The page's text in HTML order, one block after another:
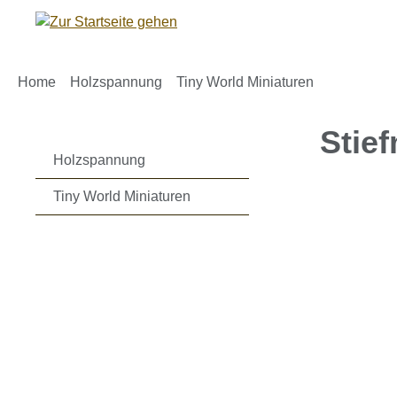
Hauptinhalt springen
Zur Suche springen
Zur Hauptnavigation springen
Home Holzspannung Tiny World Miniaturen
Holzspannung
Tiny World Miniaturen